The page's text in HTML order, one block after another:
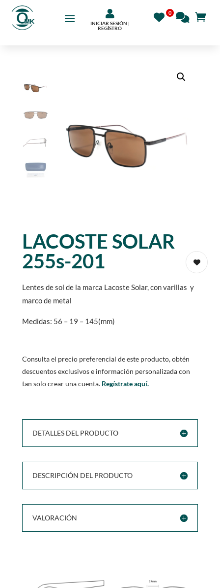

INICIAR SESIÓN |
REGÍSTRO
LACOSTE SOLAR
255s-201
Lentes de sol de la marca Lacoste Solar, con varillas y
marco de metal
Medidas: 56 – 19 – 145(mm)
Consulta el precio preferencial de este producto, obtén
descuentos exclusivos e información personalizada con
tan solo crear una cuenta. Regístrate aquí.
DETALLES DEL PRODUCTO
DESCRIPCIÓN DEL PRODUCTO
VALORACIÓN